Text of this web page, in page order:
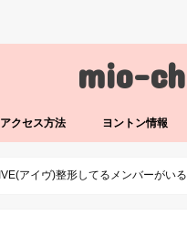
mio-
アクセス方法 ヨントン情報
IVE(アイヴ)整形してるメンバーがい